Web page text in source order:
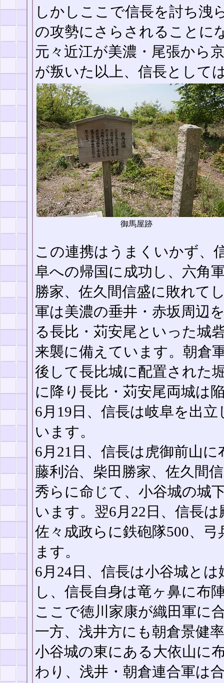
しかしここで信長を討ち洩
の攻勢にさらされることに
元々近江が美濃・尾張から
が叛いた以上、信長として
御馬屋跡
この連携はうまくいかず、
阜への帰国に成功し、六角
勝家、佐久間信盛に敗れて
軍は美濃の垂井・赤坂周辺
る長比・苅安尾といった城
来襲に備えています。朝倉
後して長比城に配置された
に降り長比・苅安尾両城は
6月19日、信長は岐阜を出
います。
6月21日、信長は虎御前山
藤利治、柴田勝家、佐久間
秀らに命じて、小谷城の城
います。翌6月22日、信長
佐々成政らに鉄砲隊500、
ます。
6月24日、信長は小谷城と
し、信長自身は竜ヶ鼻に布
ここで徳川家康が織田軍に
一方、浅井方にも朝倉景健
小谷城の東にある大依山に
わり、浅井・朝倉連合軍は